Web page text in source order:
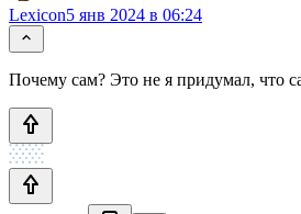
Lexicon5 янв 2024 в 06:24
Почему сам? Это не я придумал, что